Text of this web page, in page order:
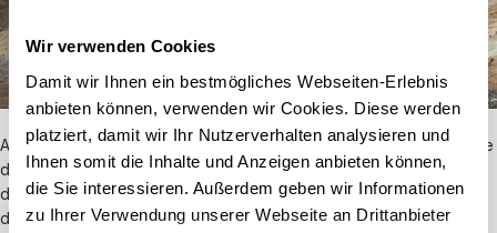
Wir verwenden Cookies
Damit wir Ihnen ein bestmögliches Webseiten-Erlebnis
anbieten können, verwenden wir Cookies. Diese werden
platziert, damit wir Ihr Nutzerverhalten analysieren und
Ihnen somit die Inhalte und Anzeigen anbieten können,
die Sie interessieren. Außerdem geben wir Informationen
zu Ihrer Verwendung unserer Webseite an Drittanbieter
Am anderen Ende der Welt begrüßt SieNeuseeland. Erkunden Sie
die tiefenFjorde der Südinselbei einerBootstour , wandern Sie
durch dichte,prähistorische Regenwälder und entdecken Sie
die faszinierende Kultur derMāori sowie die geothermalen